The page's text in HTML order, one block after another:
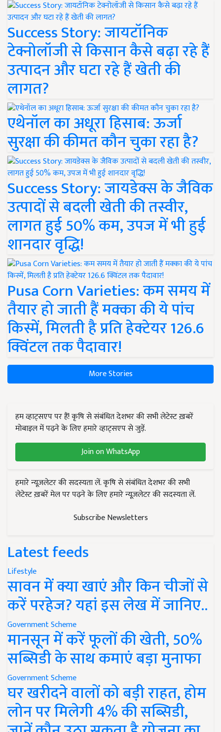
Success Story: जायटॉनिक
टेक्नोलॉजी से किसान कैसे बढ़ा रहे हैं
उत्पादन और घटा रहे हैं खेती की
लागत?
एथेनॉल का अधूरा हिसाब: ऊर्जा
सुरक्षा की कीमत कौन चुका रहा है?
Success Story: जायडेक्स के जैविक
उत्पादों से बदली खेती की तस्वीर,
लागत हुई 50% कम, उपज में भी हुई
शानदार वृद्धि!
Pusa Corn Varieties: कम समय में
तैयार हो जाती हैं मक्का की ये पांच
किस्में, मिलती है प्रति हेक्टेयर 126.6
क्विंटल तक पैदावार!
More Stories
हम व्हाट्सएप पर हैं! कृषि से संबंधित देशभर की सभी लेटेस्ट ख़बरें
मोबाइल में पढ़ने के लिए हमारे व्हाट्सएप से जुड़ें.
Join on WhatsApp
हमारे न्यूज़लेटर की सदस्यता लें. कृषि से संबंधित देशभर की सभी
लेटेस्ट ख़बरें मेल पर पढ़ने के लिए हमारे न्यूज़लेटर की सदस्यता लें.
Subscribe Newsletters
Latest feeds
Lifestyle
सावन में क्या खाएं और किन चीजों से
करें परहेज? यहां इस लेख में जानिए..
Government Scheme
मानसून में करें फूलों की खेती, 50%
सब्सिडी के साथ कमाएं बड़ा मुनाफा
Government Scheme
घर खरीदने वालों को बड़ी राहत, होम
लोन पर मिलेगी 4% की सब्सिडी,